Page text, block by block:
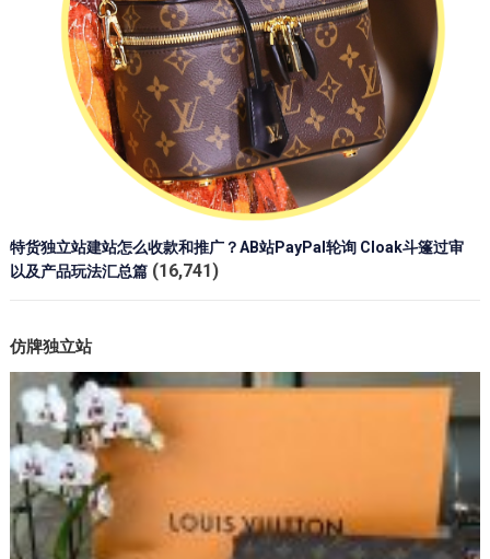
特货独立站建站怎么收款和推广？AB站PayPal轮询 Cloak斗篷过审
以及产品玩法汇总篇 (16,741)
仿牌独立站